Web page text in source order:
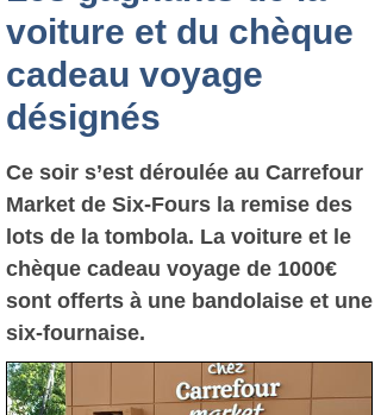
voiture et du chèque
cadeau voyage
désignés
Ce soir s’est déroulée au Carrefour
Market de Six-Fours la remise des
lots de la tombola. La voiture et le
chèque cadeau voyage de 1000€
sont offerts à une bandolaise et une
six-fournaise.